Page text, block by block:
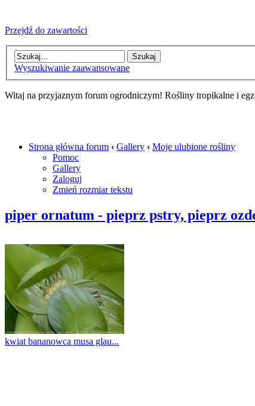
Przejdź do zawartości
Wyszukiwanie zaawansowane
Witaj na przyjaznym forum ogrodniczym! Rośliny tropikalne i
Strona główna forum ‹ Gallery ‹ Moje ulubione rośliny
Pomoc
Gallery
Zaloguj
Zmień rozmiar tekstu
piper ornatum - pieprz pstry, pieprz
kwiat bananowca musa glau...